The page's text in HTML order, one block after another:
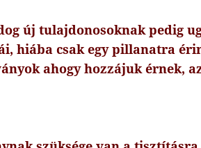
új tulajdonosoknak pedig
hiába csak egy pillanatra
ahogy hozzájuk érnek,